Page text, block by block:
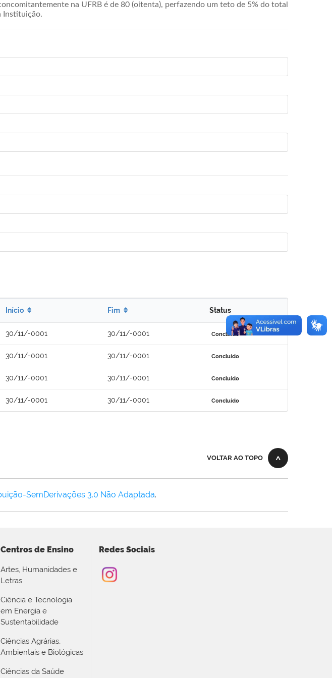
na UFRB é de 80 (oitenta), perfazendo um teto de 5% do total
Instituição.
Início Fim Status
30/11/-0001 30/11/-0001 Concluído
30/11/-0001 30/11/-0001 Concluído
30/11/-0001 30/11/-0001 Concluído
30/11/-0001 30/11/-0001 Concluído
VOLTAR AO TOPO
SemDerivações 3.0 Não Adaptada.
Centros de Ensino
Artes, Humanidades e
Letras
Ciência e Tecnologia
em Energia e
Sustentabilidade
Ciências Agrárias,
Ambientais e Biológicas
Ciências da Saúde
Redes Sociais